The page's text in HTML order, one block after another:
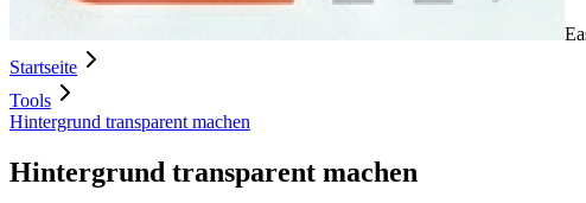
Startseite
Tools
Hintergrund transparent machen
Hintergrund transparent machen